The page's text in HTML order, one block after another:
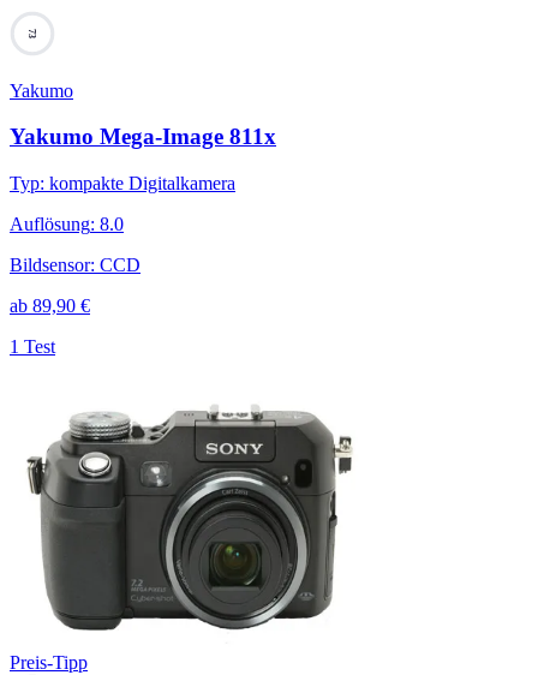
73
Yakumo
Yakumo Mega-Image 811x
Typ: kompakte Digitalkamera
Auflösung: 8.0
Bildsensor: CCD
ab 89,90 €
1 Test
Preis-Tipp